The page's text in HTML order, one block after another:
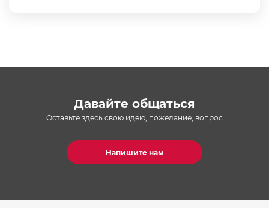
Давайте общаться
Оставьте здесь свою идею, пожелание, вопрос
Напишите нам